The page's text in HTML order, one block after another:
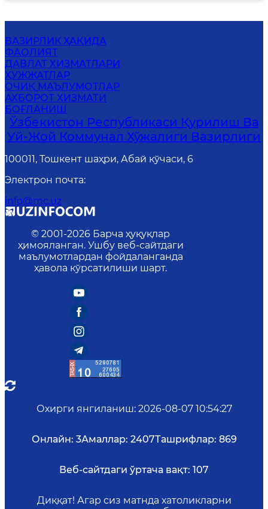
ВАЗИРЛИК ҲАҚИДА
ФАОЛИЯТ
ДАВЛАТ ХИЗМАТЛАРИ
ҲУЖЖАТЛАР
ОЧИҚ МАЪЛУМОТЛАР
АХБОРОТ ХИЗМАТИ
БОҒЛАНИШ
Ўзбекистон Республикаси Қурилиш Ва
Уй-Жой Коммунал Хўжалиги Вазирлиги
100011, Тошкент шаҳри, Абай кўчаси, 6
Электрон почта:
info@mc.uz
© 2001-2026 Барча ҳуқуқлар
ҳимояланган. Ушбу веб-сайтдаги
маълумотлардан фойдаланганда
ҳавола кўрсатилиши шарт.
Охирги янгиланиш: 2026-08-07 10:54:27
Онлайн: 3Амаллар: 2407Ташрифлар: 869
Веб-сайтдаги ўртача вақт: 107
Диққат! Агар сиз матнда хатоликларни